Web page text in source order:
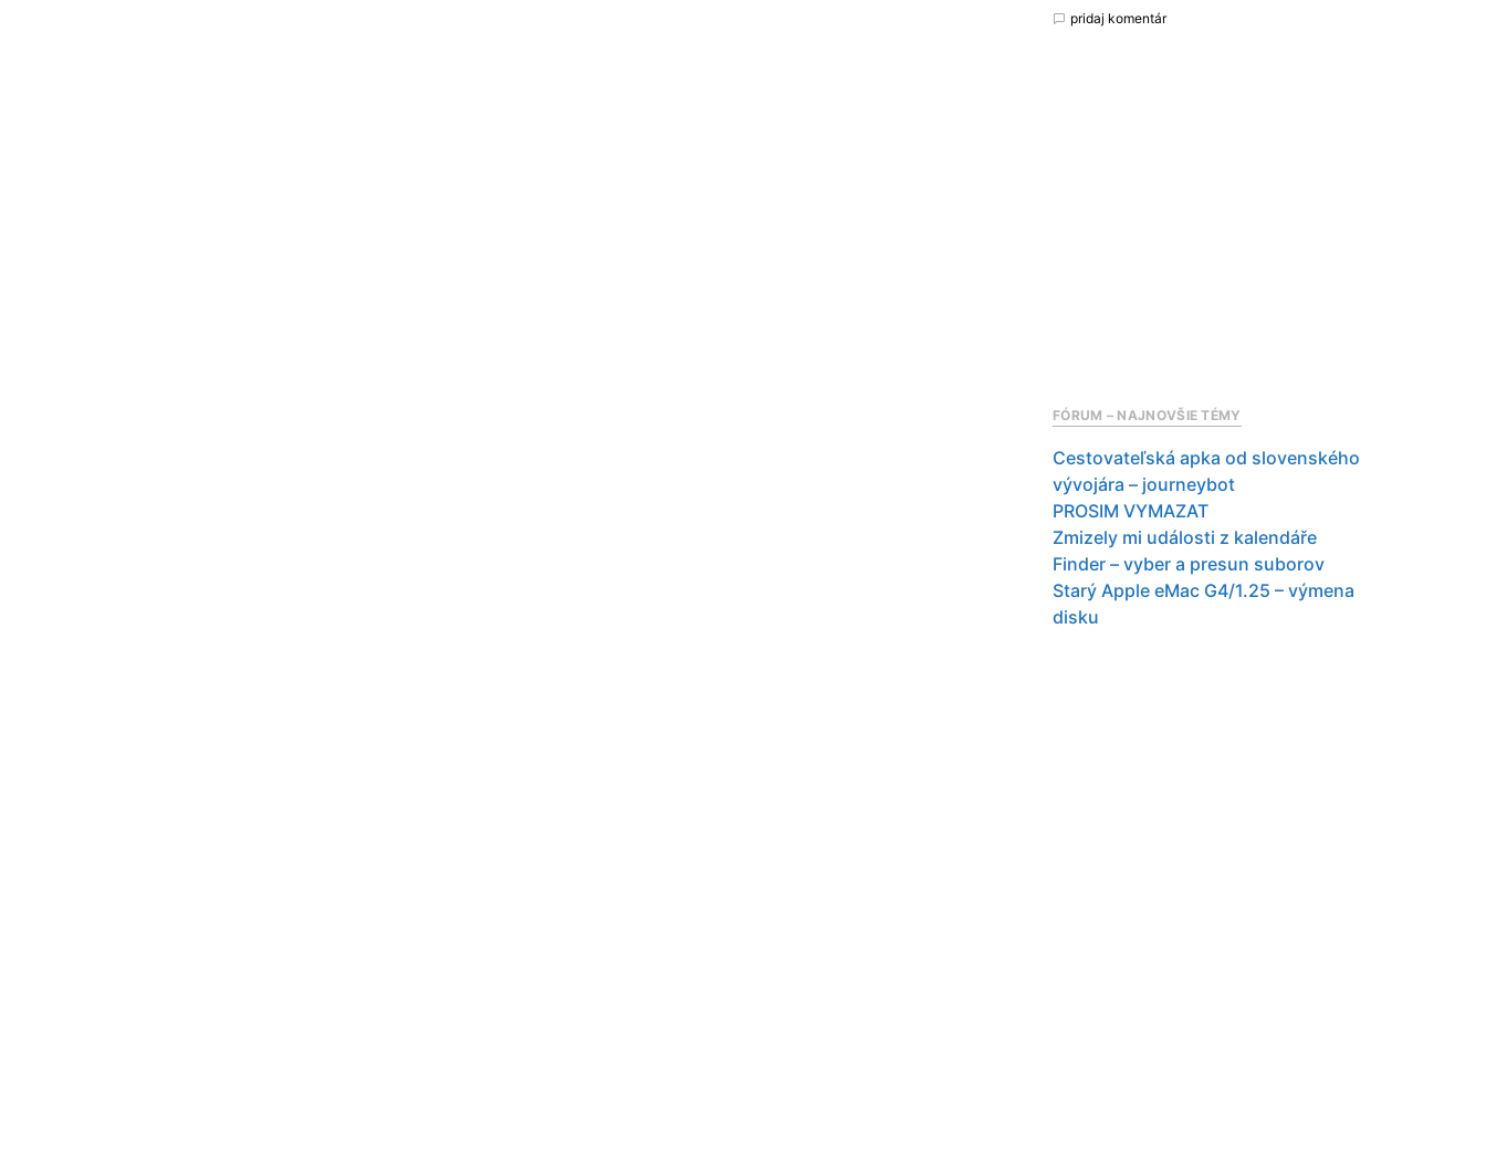
pridaj komentár
FÓRUM – NAJNOVŠIE TÉMY
Cestovateľská apka od slovenského
vývojára – journeybot
PROSIM VYMAZAT
Zmizely mi události z kalendáře
Finder – vyber a presun suborov
Starý Apple eMac G4/1.25 – výmena
disku